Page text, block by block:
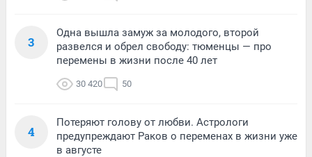
3
Одна вышла замуж за молодого, второй
развелся и обрел свободу: тюменцы — про
перемены в жизни после 40 лет
30 420 50
4
Потеряют голову от любви. Астрологи
предупреждают Раков о переменах в жизни уже
в августе